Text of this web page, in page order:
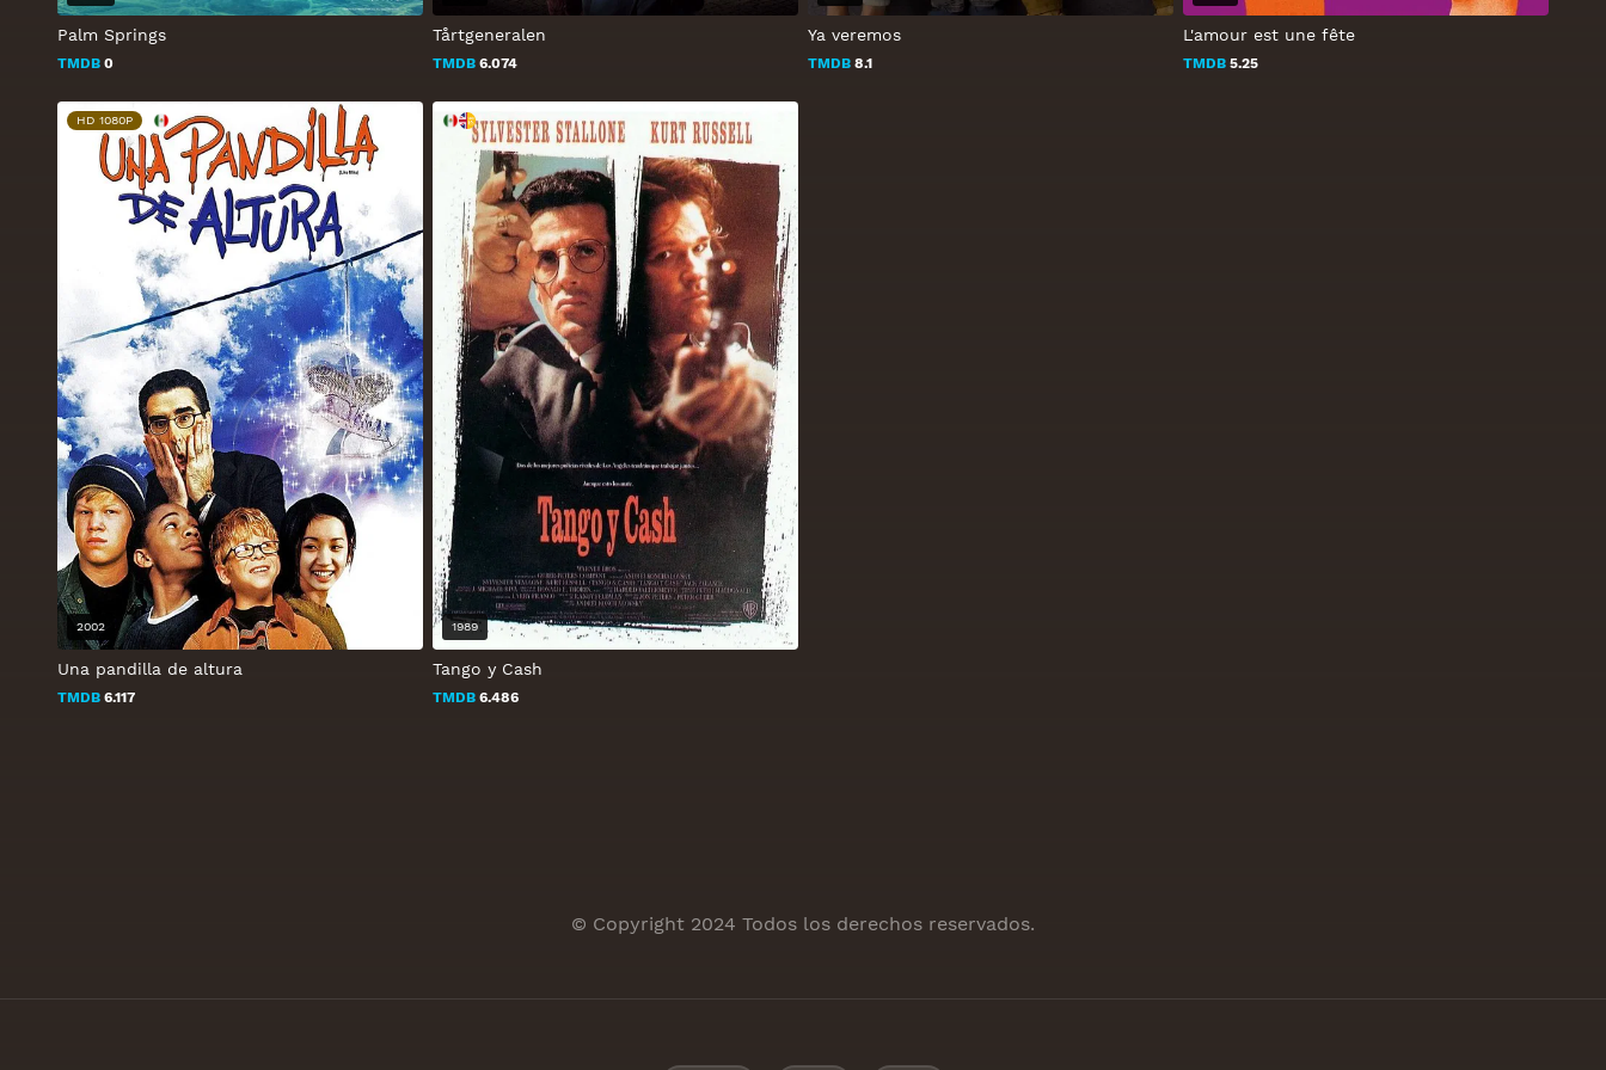
Palm Springs
TMDB 0
Tårtgeneralen
TMDB 6.074
Ya veremos
TMDB 8.1
L'amour est une fête
TMDB 5.25
Una pandilla de altura
TMDB 6.117
HD 1080P
2002
Tango y Cash
TMDB 6.486
1989
© Copyright 2024 Todos los derechos reservados.